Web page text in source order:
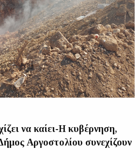
να καίει-Η κυβέρνηση,
Αργοστολίου συνεχίζουν